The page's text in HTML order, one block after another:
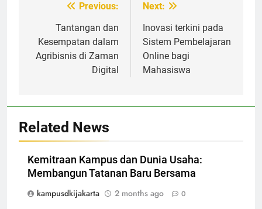
navigation
Previous:
Tantangan dan
Kesempatan dalam
Agribisnis di Zaman
Digital
Next:
Inovasi terkini pada
Sistem Pembelajaran
Online bagi
Mahasiswa
Related News
Kemitraan Kampus dan Dunia Usaha:
Membangun Tatanan Baru Bersama
kampusdkijakarta
2 months ago 0